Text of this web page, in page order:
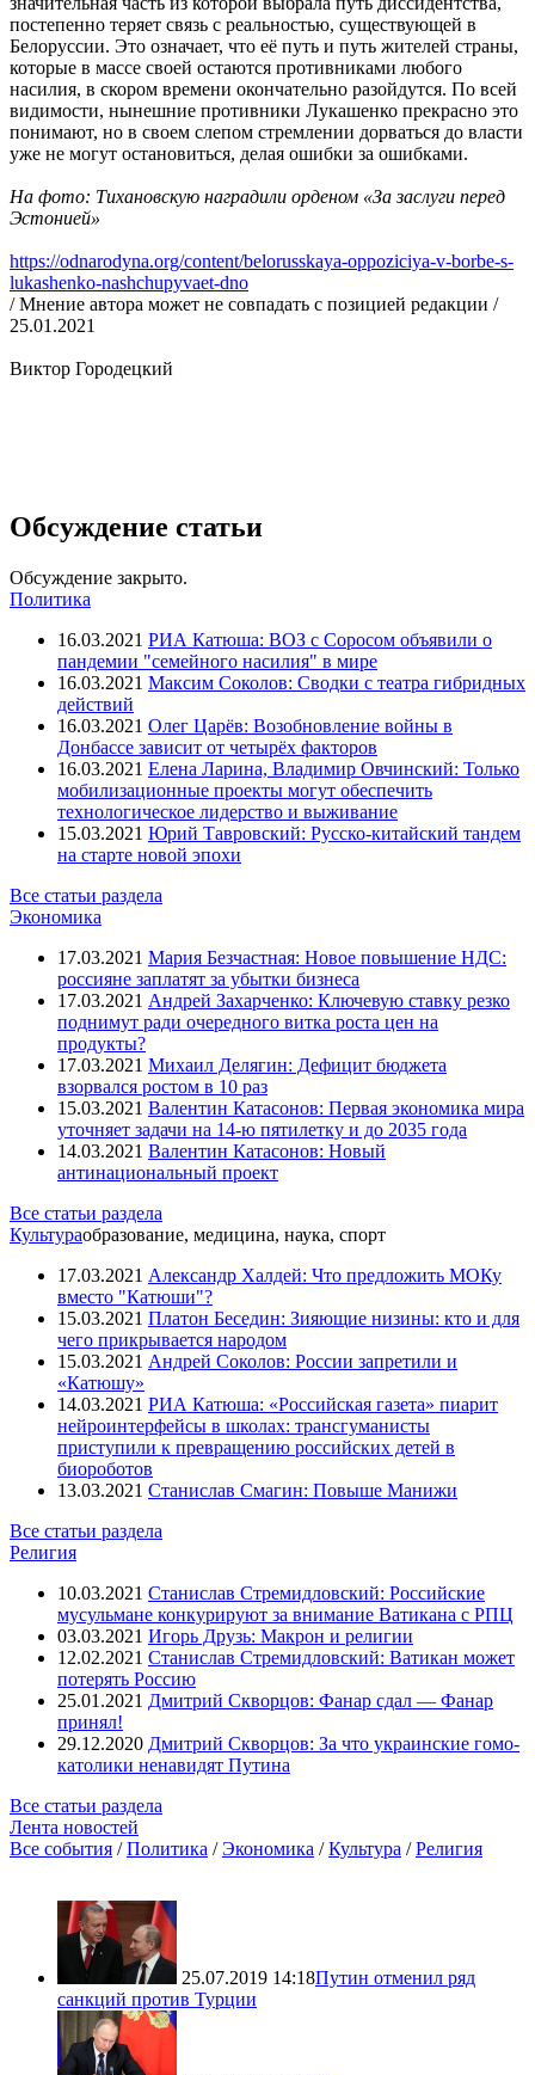
постепенно теряет связь с реальностью, существующей в
Белоруссии. Это означает, что её путь и путь жителей страны,
которые в массе своей остаются противниками любого
насилия, в скором времени окончательно разойдутся. По всей
видимости, нынешние противники Лукашенко прекрасно это
понимают, но в своем слепом стремлении дорваться до власти
уже не могут остановиться, делая ошибки за ошибками.
На фото: Тихановскую наградили орденом «За заслуги перед
Эстонией»
https://odnarodyna.org/content/belorusskaya-oppoziciya-v-borbe-s-
lukashenko-nashchupyvaet-dno
/ Мнение автора может не совпадать с позицией редакции /
25.01.2021
Виктор Городецкий
Обсуждение статьи
Обсуждение закрыто.
Политика
16.03.2021 РИА Катюша: ВОЗ с Соросом объявили о
пандемии "семейного насилия" в мире
16.03.2021 Максим Соколов: Сводки с театра гибридных
действий
16.03.2021 Олег Царёв: Возобновление войны в
Донбассе зависит от четырёх факторов
16.03.2021 Елена Ларина, Владимир Овчинский: Только
мобилизационные проекты могут обеспечить
технологическое лидерство и выживание
15.03.2021 Юрий Тавровский: Русско-китайский тандем
на старте новой эпохи
Все статьи раздела
Экономика
17.03.2021 Мария Безчастная: Новое повышение НДС:
россияне заплатят за убытки бизнеса
17.03.2021 Андрей Захарченко: Ключевую ставку резко
поднимут ради очередного витка роста цен на
продукты?
17.03.2021 Михаил Делягин: Дефицит бюджета
взорвался ростом в 10 раз
15.03.2021 Валентин Катасонов: Первая экономика мира
уточняет задачи на 14-ю пятилетку и до 2035 года
14.03.2021 Валентин Катасонов: Новый
антинациональный проект
Все статьи раздела
Культураобразование, медицина, наука, спорт
17.03.2021 Александр Халдей: Что предложить МОКу
вместо "Катюши"?
15.03.2021 Платон Беседин: Зияющие низины: кто и для
чего прикрывается народом
15.03.2021 Андрей Соколов: России запретили и
«Катюшу»
14.03.2021 РИА Катюша: «Российская газета» пиарит
нейроинтерфейсы в школах: трансгуманисты
приступили к превращению российских детей в
биороботов
13.03.2021 Станислав Смагин: Повыше Манижи
Все статьи раздела
Религия
10.03.2021 Станислав Стремидловский: Российские
мусульмане конкурируют за внимание Ватикана с РПЦ
03.03.2021 Игорь Друзь: Макрон и религии
12.02.2021 Станислав Стремидловский: Ватикан может
потерять Россию
25.01.2021 Дмитрий Скворцов: Фанар сдал — Фанар
принял!
29.12.2020 Дмитрий Скворцов: За что украинские гомо-
католики ненавидят Путина
Все статьи раздела
Лента новостей
Все события /Политика /Экономика /Культура /Религия
25.07.2019 14:18Путин отменил ряд
санкций против Турции